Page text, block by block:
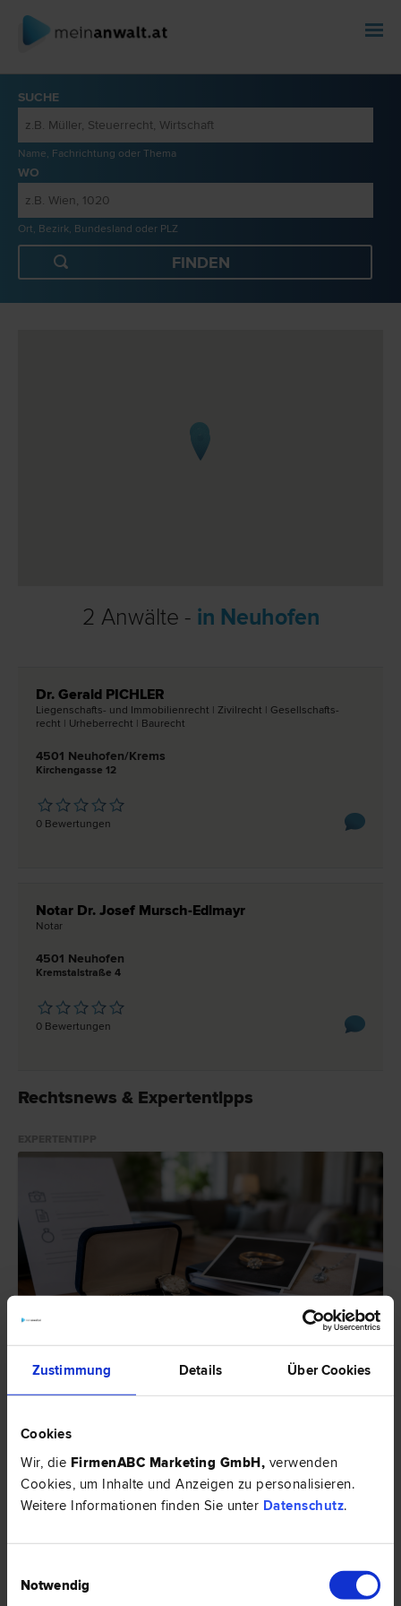
Zustimmung Details Über Cookies
Cookies
Wir, die FirmenABC Marketing GmbH, verwenden
Cookies, um Inhalte und Anzeigen zu personalisieren.
Weitere Informationen finden Sie unter Datenschutz.
Notwendig
SUCHE
Name, Fachrichtung oder Thema
WO
Ort, Bezirk, Bundesland oder PLZ
2 Anwälte - in Neuhofen
Dr. Gerald PICHLER
Liegenschafts- und Immobilien­recht | Zivil­recht | Gesellschafts­
recht | Urheber­recht | Bau­recht
4501 Neuhofen/Krems
Kirchengasse 12
0 Bewertungen
Notar Dr. Josef Mursch-Edlmayr
Notar
4501 Neuhofen
Kremstalstraße 4
0 Bewertungen
Rechtsnews & Expertentipps
Schmuck gestohlen – Wann zahlt die Versicherung?
HIER ZUM ARTIKEL ›